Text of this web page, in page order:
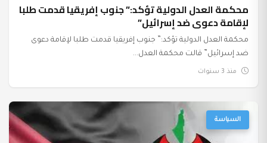
السياسة
محكمة العدل الدولية تؤكد:” جنوب إفريقيا قدمت طلبا
لإقامة دعوى ضد إسرائيل”
محكمة العدل الدولية تؤكد:” جنوب إفريقيا قدمت طلبا لإقامة دعوى
ضد إسرائيل” قالت محكمة العدل...
منذ 3 سنوات
السياسة